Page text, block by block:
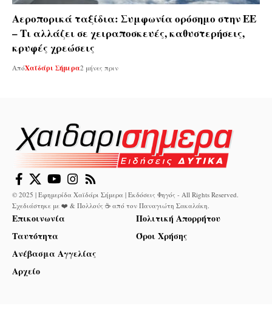
Αεροπορικά ταξίδια: Συμφωνία ορόσημο στην ΕΕ
– Τι αλλάζει σε χειραποσκευές, καθυστερήσεις,
κρυφές χρεώσεις
ΑπόΧαϊδάρι Σήμερα2 μήνες πριν
© 2025 | Εφημερίδα Χαϊδάρι Σήμερα | Εκδόσεις Φηγός - All Rights Reserved.
Σχεδιάστηκε με ❤️ & Πολλούς ☕ από τον Παναγιώτη Σακαλάκη
Επικοινωνία
Ταυτότητα
Ανέβασμα Αγγελίας
Αρχείο
Πολιτική Απορρήτου
Όροι Χρήσης